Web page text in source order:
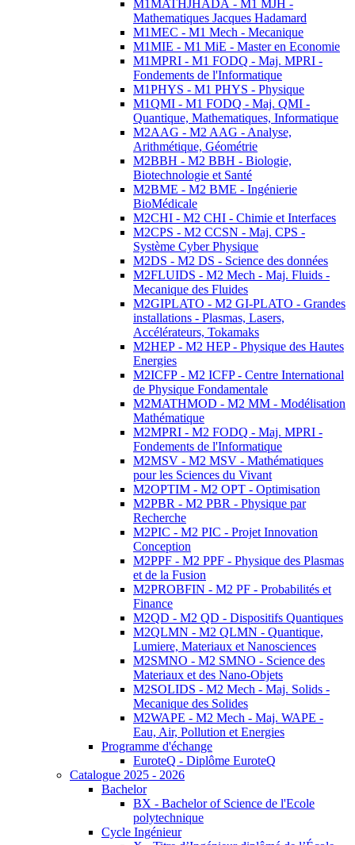
M1MATHJHADA - M1 MJH -
Mathematiques Jacques Hadamard
M1MEC - M1 Mech - Mecanique
M1MIE - M1 MiE - Master en Economie
M1MPRI - M1 FODQ - Maj. MPRI -
Fondements de l'Informatique
M1PHYS - M1 PHYS - Physique
M1QMI - M1 FODQ - Maj. QMI -
Quantique, Mathematiques, Informatique
M2AAG - M2 AAG - Analyse,
Arithmétique, Géométrie
M2BBH - M2 BBH - Biologie,
Biotechnologie et Santé
M2BME - M2 BME - Ingénierie
BioMédicale
M2CHI - M2 CHI - Chimie et Interfaces
M2CPS - M2 CCSN - Maj. CPS -
Système Cyber Physique
M2DS - M2 DS - Science des données
M2FLUIDS - M2 Mech - Maj. Fluids -
Mecanique des Fluides
M2GIPLATO - M2 GI-PLATO - Grandes
installations - Plasmas, Lasers,
Accélérateurs, Tokamaks
M2HEP - M2 HEP - Physique des Hautes
Energies
M2ICFP - M2 ICFP - Centre International
de Physique Fondamentale
M2MATHMOD - M2 MM - Modélisation
Mathématique
M2MPRI - M2 FODQ - Maj. MPRI -
Fondements de l'Informatique
M2MSV - M2 MSV - Mathématiques
pour les Sciences du Vivant
M2OPTIM - M2 OPT - Optimisation
M2PBR - M2 PBR - Physique par
Recherche
M2PIC - M2 PIC - Projet Innovation
Conception
M2PPF - M2 PPF - Physique des Plasmas
et de la Fusion
M2PROBFIN - M2 PF - Probabilités et
Finance
M2QD - M2 QD - Dispositifs Quantiques
M2QLMN - M2 QLMN - Quantique,
Lumiere, Materiaux et Nanosciences
M2SMNO - M2 SMNO - Science des
Materiaux et des Nano-Objets
M2SOLIDS - M2 Mech - Maj. Solids -
Mecanique des Solides
M2WAPE - M2 Mech - Maj. WAPE -
Eau, Air, Pollution et Energies
Programme d'échange
EuroteQ - Diplôme EuroteQ
Catalogue 2025 - 2026
Bachelor
BX - Bachelor of Science de l'Ecole
polytechnique
Cycle Ingénieur